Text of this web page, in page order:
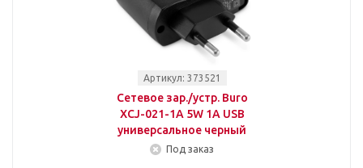
Артикул: 373521
Сетевое зар./устр. Buro
XCJ-021-1A 5W 1A USB
универсальное черный
Под заказ